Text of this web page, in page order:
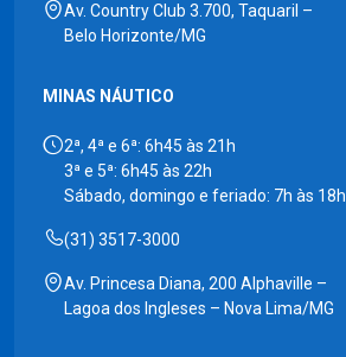
Av. Country Club 3.700, Taquaril –
Belo Horizonte/MG
MINAS NÁUTICO
2ª, 4ª e 6ª: 6h45 às 21h
3ª e 5ª: 6h45 às 22h
Sábado, domingo e feriado: 7h às 18h
(31) 3517-3000
Av. Princesa Diana, 200 Alphaville –
Lagoa dos Ingleses – Nova Lima/MG